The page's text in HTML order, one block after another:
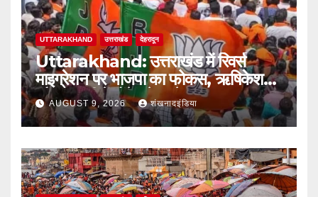
UTTARAKHAND उत्तराखंड देहरादून
Uttarakhand: उत्तराखंड में रिवर्स
माइग्रेशन पर भाजपा का फोकस, ऋषिकेश
और हल्द्वानी में होंगे बड़े सम्मेलन
AUGUST 9, 2026 शंखनादइंडिया